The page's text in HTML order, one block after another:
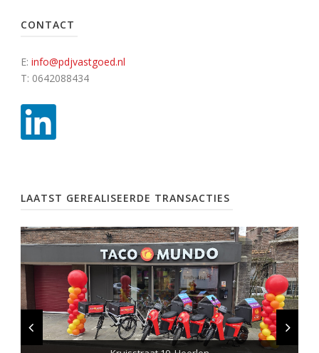
CONTACT
E: info@pdjvastgoed.nl
T: 0642088434
LAATST GEREALISEERDE TRANSACTIES